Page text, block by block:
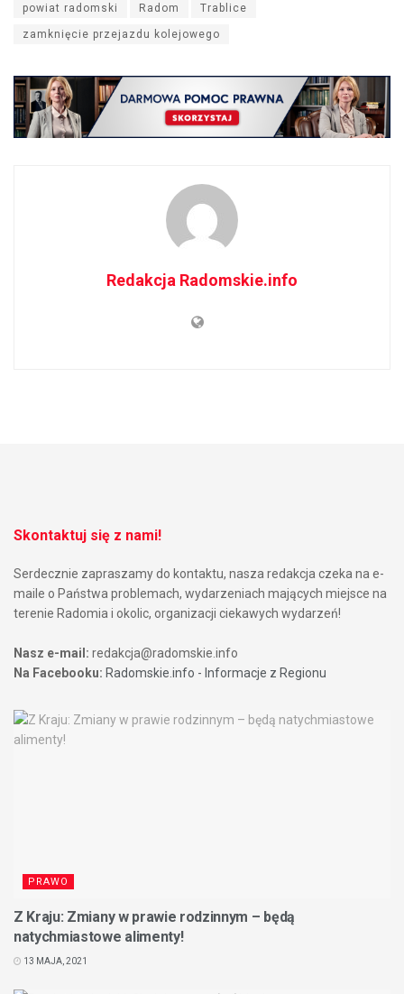
powiat radomski Radom Trablice
zamknięcie przejazdu kolejowego
Redakcja Radomskie.info
Skontaktuj się z nami!
Serdecznie zapraszamy do kontaktu, nasza redakcja czeka na e-
maile o Państwa problemach, wydarzeniach mających miejsce na
terenie Radomia i okolic, organizacji ciekawych wydarzeń!
Nasz e-mail: redakcja@radomskie.info
Na Facebooku: Radomskie.info - Informacje z Regionu
PRAWO
Z Kraju: Zmiany w prawie rodzinnym – będą
natychmiastowe alimenty!
13 MAJA, 2021